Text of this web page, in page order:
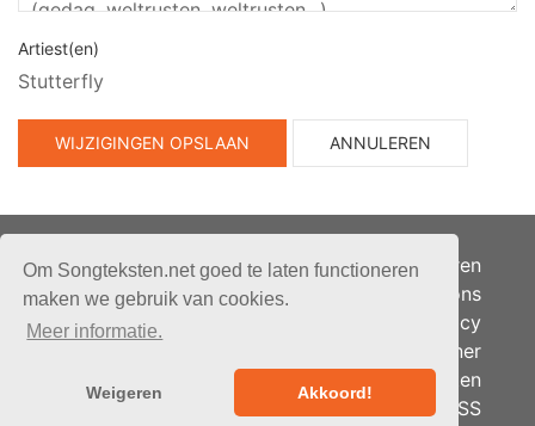
Om Songteksten.net goed te laten functioneren
maken we gebruik van cookies.
Meer informatie.
Weigeren Akkoord!
Artiest(en)
Stutterfly
WIJZIGINGEN OPSLAAN ANNULEREN
Alle rechten voorbehouden.
bandhosting.nl
Adverteren
Over ons
Je privacy
Partner
Berichten
RSS